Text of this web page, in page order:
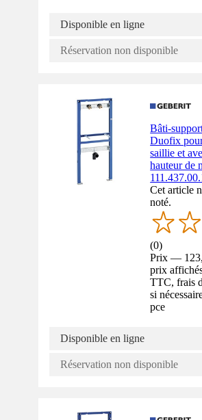
Disponible en ligne
Réservation non disponible
Bâti-
Duofix
saillie et
hauteur de
Cet article
noté.
(0)
Prix —
prix
TTC, frais
si
pce
Disponible en ligne
Réservation non disponible